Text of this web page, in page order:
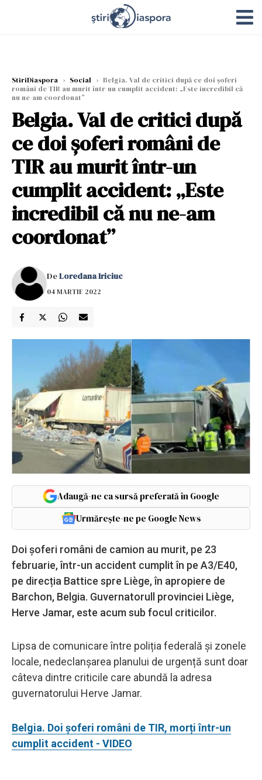
StiriDiaspora › Social › Belgia. Val de critici după ce doi șoferi
români de TIR au murit într-un cumplit accident: „Este incredibil că
nu ne-am coordonat”
Belgia. Val de critici după
ce doi șoferi români de
TIR au murit într-un
cumplit accident: „Este
incredibil că nu ne-am
coordonat”
DeLoredana Iriciuc
04 MARTIE 2022
Adaugă-ne ca sursă preferată în Google
Urmărește-ne pe Google News
Doi șoferi români de camion au murit, pe 23
februarie, într-un accident cumplit în pe A3/E40,
pe direcția Battice spre Liège, în apropiere de
Barchon, Belgia. Guvernatorull provinciei Liège,
Herve Jamar, este acum sub focul criticilor.
Lipsa de comunicare între poliția federală și zonele
locale, nedeclanșarea planului de urgență sunt doar
câteva dintre criticile care abundă la adresa
guvernatorului Herve Jamar.
Belgia. Doi șoferi români de TIR, morți într-un
cumplit accident - VIDEO